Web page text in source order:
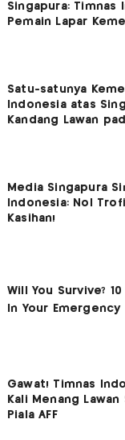
Singapura: Timnas
Pemain Lapar
Satu-satunya
Indonesia atas
Kandang Lawan
Media Singapura
Indonesia: Nol Trofi
Kasihan!
Gawat! Timnas
Kali Menang
Piala AFF